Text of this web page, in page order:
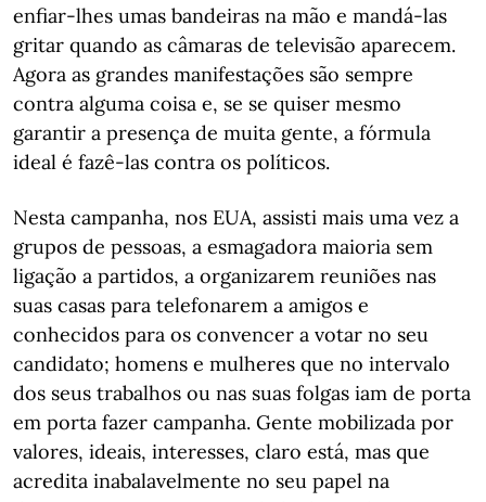
enfiar-lhes umas bandeiras na mão e mandá-las
gritar quando as câmaras de televisão aparecem.
Agora as grandes manifestações são sempre
contra alguma coisa e, se se quiser mesmo
garantir a presença de muita gente, a fórmula
ideal é fazê-las contra os políticos.
Nesta campanha, nos EUA, assisti mais uma vez a
grupos de pessoas, a esmagadora maioria sem
ligação a partidos, a organizarem reuniões nas
suas casas para telefonarem a amigos e
conhecidos para os convencer a votar no seu
candidato; homens e mulheres que no intervalo
dos seus trabalhos ou nas suas folgas iam de porta
em porta fazer campanha. Gente mobilizada por
valores, ideais, interesses, claro está, mas que
acredita inabalavelmente no seu papel na